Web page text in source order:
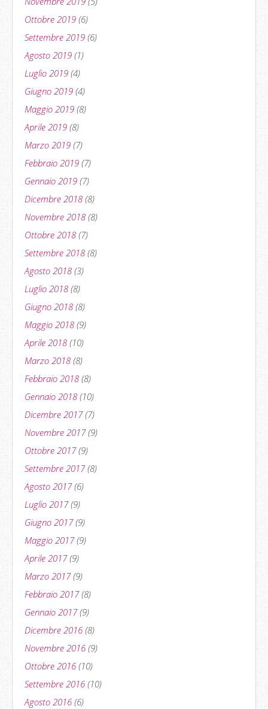
Ottobre 2019 (6)
Settembre 2019 (6)
Agosto 2019 (1)
Luglio 2019 (4)
Giugno 2019 (4)
Maggio 2019 (8)
Aprile 2019 (8)
Marzo 2019 (7)
Febbraio 2019 (7)
Gennaio 2019 (7)
Dicembre 2018 (8)
Novembre 2018 (8)
Ottobre 2018 (7)
Settembre 2018 (8)
Agosto 2018 (3)
Luglio 2018 (8)
Giugno 2018 (8)
Maggio 2018 (9)
Aprile 2018 (10)
Marzo 2018 (8)
Febbraio 2018 (8)
Gennaio 2018 (10)
Dicembre 2017(7)
Novembre 2017(9)
Ottobre 2017(9)
Settembre 2017(8)
Agosto 2017(6)
Luglio 2017(9)
Giugno 2017(9)
Maggio 2017(9)
Aprile 2017(9)
Marzo 2017(9)
Febbraio 2017(8)
Gennaio 2017(9)
Dicembre 2016 (8)
Novembre 2016 (9)
Ottobre 2016 (10)
Settembre 2016 (10)
Agosto 2016 (6)